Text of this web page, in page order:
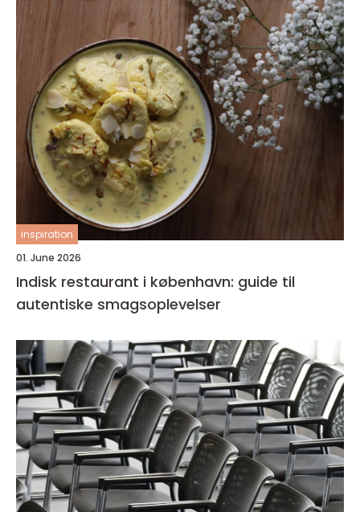
inspiration
01. June 2026
Indisk restaurant i københavn: guide til
autentiske smagsoplevelser